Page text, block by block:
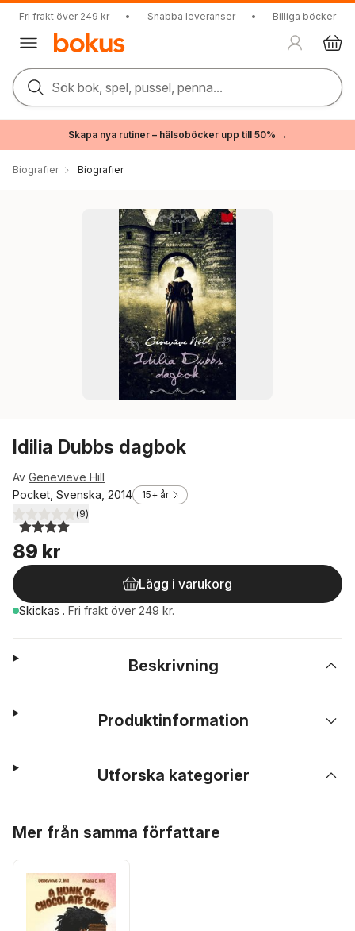
Fri frakt över 249 kr • Snabba leveranser • Billiga böcker
Sök bok, spel, pussel, penna...
Skapa nya rutiner – hälsoböcker upp till 50% →
Biografier Biografier
Idilia Dubbs dagbok
Av Genevieve Hill
Pocket, Svenska, 2014
15+ år
4,0utav 5 stjärnor. Totalt antal röster:
(9)
89 kr
Lägg i varukorg
Skickas . Fri frakt över 249 kr.
Beskrivning
Produktinformation
Utforska kategorier
Mer från samma författare